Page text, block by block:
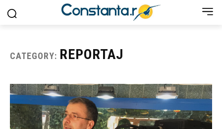
CATEGORY: REPORTAJ